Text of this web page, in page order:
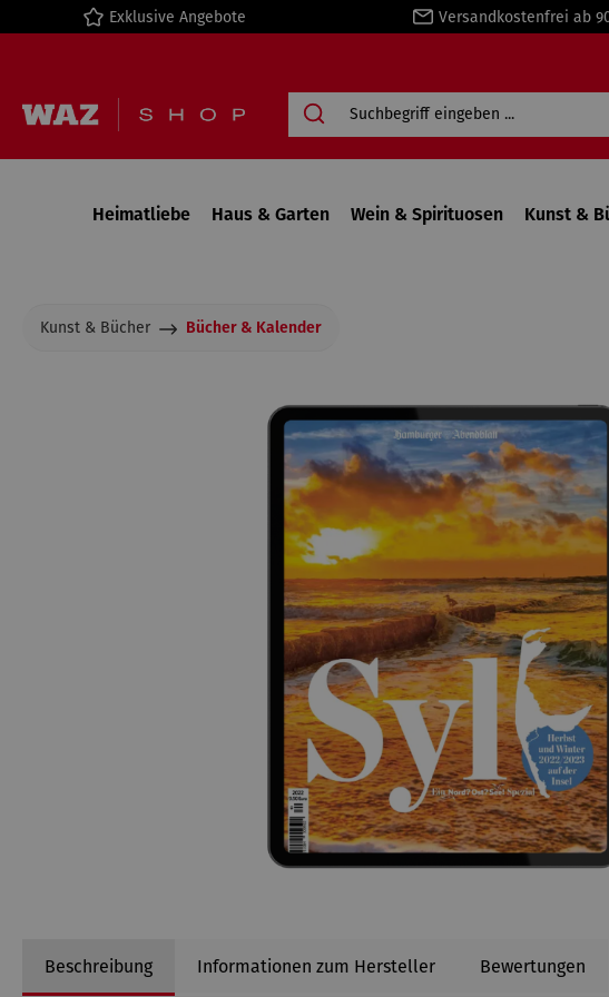
Zur Hauptnavigation springen
Exklusive Angebote Versandkostenfrei ab
Heimatliebe Haus & Garten Wein & Spirituosen Kunst &
Kunst & Bücher Bücher & Kalender
Beschreibung Informationen zum Hersteller Bewertungen